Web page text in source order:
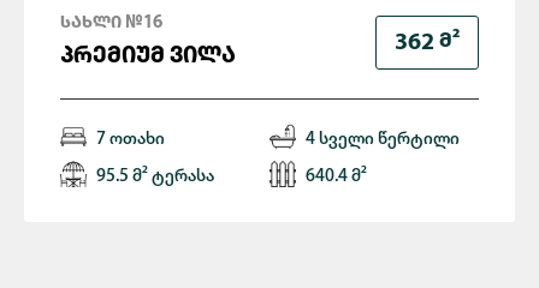
362 Მ²
ᲡᲐᲮᲚᲘ №16
ᲞᲠᲔᲛᲘᲣᲛ ᲕᲘᲚᲐ
7 ოთახი 4 სველი წერტილი
95.5 მ² ტერასა 640.4 მ²